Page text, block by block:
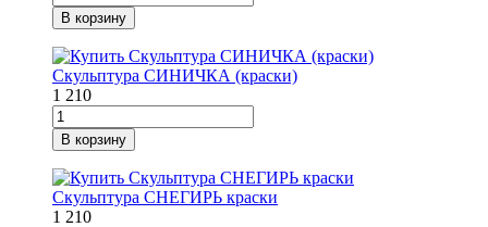
В корзину
Скульптура СИНИЧКА (краски)
1 210
В корзину
Скульптура СНЕГИРЬ краски
1 210